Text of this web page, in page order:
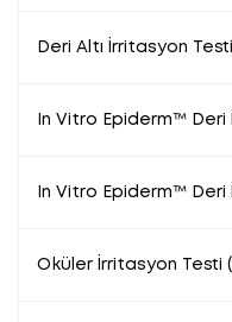
Deri Altı İrritasyon Testi
In Vitro Epiderm™ Deri
In Vitro Epiderm™ Deri
Oküler İrritasyon Testi